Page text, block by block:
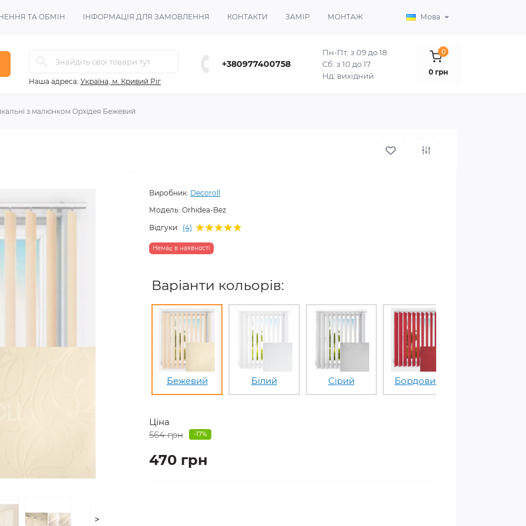
ТА ОБМІН ІНФОРМАЦІЯ ДЛЯ ЗАМОВЛЕННЯ КОНТАКТИ ЗАМІР МОНТАЖ Мова
Наша адреса: Україна, м. Кривий Ріг
+380977400758
Пн-Пт: з 09 до 18
Сб: з 10 до 17
Нд: вихідний
0
0 грн
з малюнком Орхідея Бежевий
>
Виробник: Decoroll
Модель: Orhidea-Bez
Відгуки: (4)
Немає в наявності
Варіанти кольорів:
Бежевий Білий Сірий Бордовий
Ціна
564 грн
-17%
470 грн